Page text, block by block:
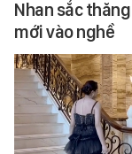
Nhan sắc
mới vào nghề